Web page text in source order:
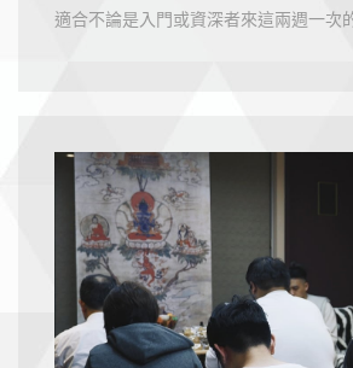
適合不論是入門或資深者來這兩週一次